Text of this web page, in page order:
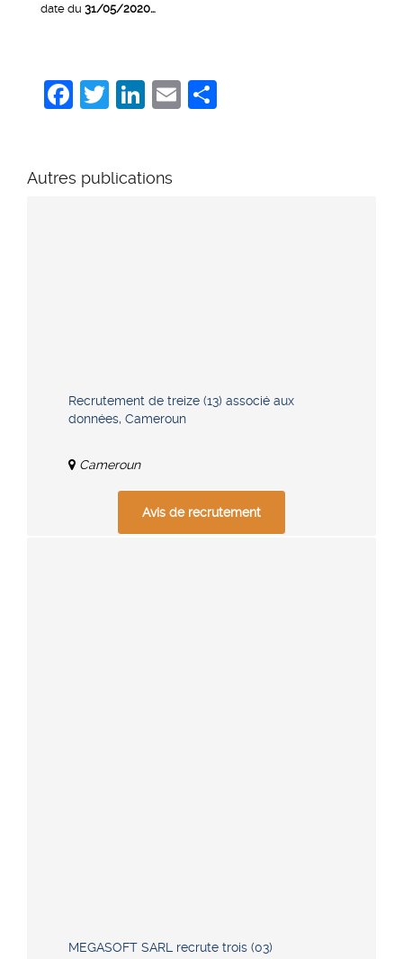
date du 31/05/2020…
Facebook
Twitter
LinkedIn
Email
Autres publications
Recrutement de treize (13) associé aux
données, Cameroun
Cameroun
Avis de recrutement
MEGASOFT SARL recrute trois (03)